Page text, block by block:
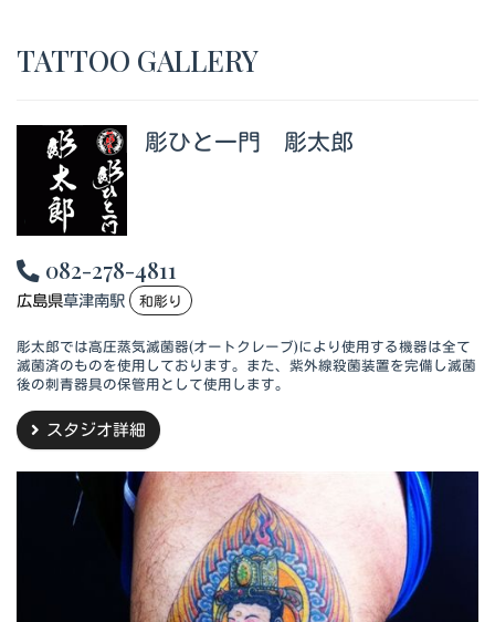
TATTOO GALLERY
彫ひと一門 彫太郎
082-278-4811
広島県草津南駅 和彫り
彫太郎では高圧蒸気滅菌器(オートクレーブ)により使用する機器は全て
滅菌済のものを使用しております。また、紫外線殺菌装置を完備し滅菌
後の刺青器具の保管用として使用します。
スタジオ詳細